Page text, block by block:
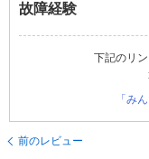
故障経験
下記のリ
「み
前のレビュー